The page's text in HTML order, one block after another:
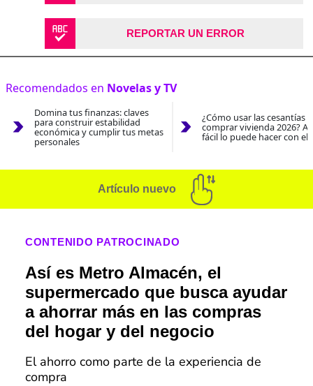
REPORTAR UN ERROR
Recomendados en Novelas y TV
Domina tus finanzas: claves
para construir estabilidad
económica y cumplir tus metas
personales
¿Cómo usar las cesantías
comprar vivienda 2026?
fácil lo puede hacer con el
Artículo nuevo
CONTENIDO PATROCINADO
Así es Metro Almacén, el
supermercado que busca ayudar
a ahorrar más en las compras
del hogar y del negocio
El ahorro como parte de la experiencia de
compra